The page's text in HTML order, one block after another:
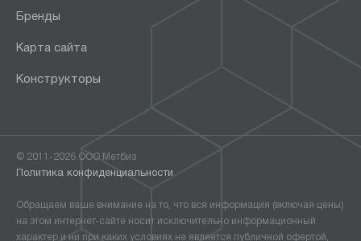
Бренды
Карта сайта
Конструкторы
© 2011-2026 ООО Метбиз
Политика конфиденциальности
Обращаем ваше внимание на то, что вся информация (включая цены)
на этом интернет-сайте носит исключительно информационный
характер и ни при каких условиях не является публичной офертой,